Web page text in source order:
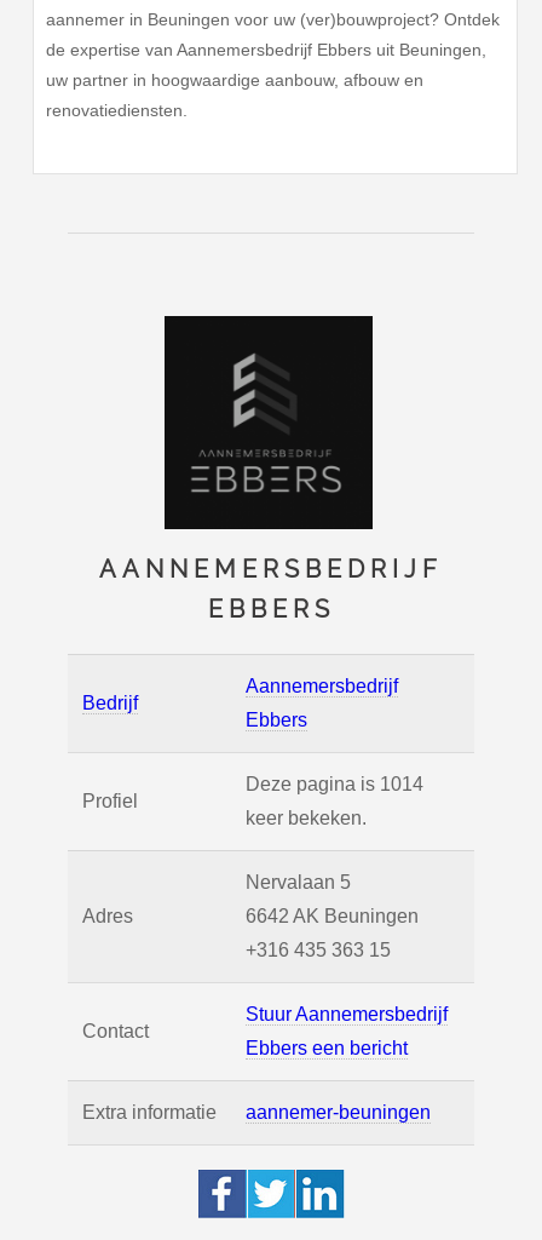
aannemer in Beuningen voor uw (ver)bouwproject? Ontdek
de expertise van Aannemersbedrijf Ebbers uit Beuningen,
uw partner in hoogwaardige aanbouw, afbouw en
renovatiediensten.
AANNEMERSBEDRIJF
EBBERS
Bedrijf
Aannemersbedrijf
Ebbers
Profiel
Deze pagina is 1014
keer bekeken.
Adres
Nervalaan 5
6642 AK Beuningen
+316 435 363 15
Contact
Stuur Aannemersbedrijf
Ebbers een bericht
Extra informatie aannemer-beuningen